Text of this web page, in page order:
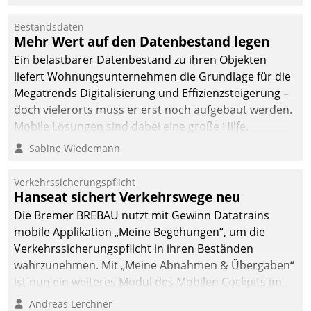
Bestandsdaten
Mehr Wert auf den Datenbestand legen
Ein belastbarer Datenbestand zu ihren Objekten
liefert Wohnungsunternehmen die Grundlage für die
Megatrends Digitalisierung und Effizienzsteigerung –
doch vielerorts muss er erst noch aufgebaut werden.
Mobile Lösungen sind dabei eine große Hilfe.
Sabine Wiedemann
Verkehrssicherungspflicht
Hanseat sichert Verkehrswege neu
Die Bremer BREBAU nutzt mit Gewinn Datatrains
mobile Applikation „Meine Begehungen“, um die
Verkehrssicherungspflicht in ihren Beständen
wahrzunehmen. Mit „Meine Abnahmen & Übergaben“
ist nun ein weiteres Modul des Mobilen Cockpits im
Einsatz.
Andreas Lerchner